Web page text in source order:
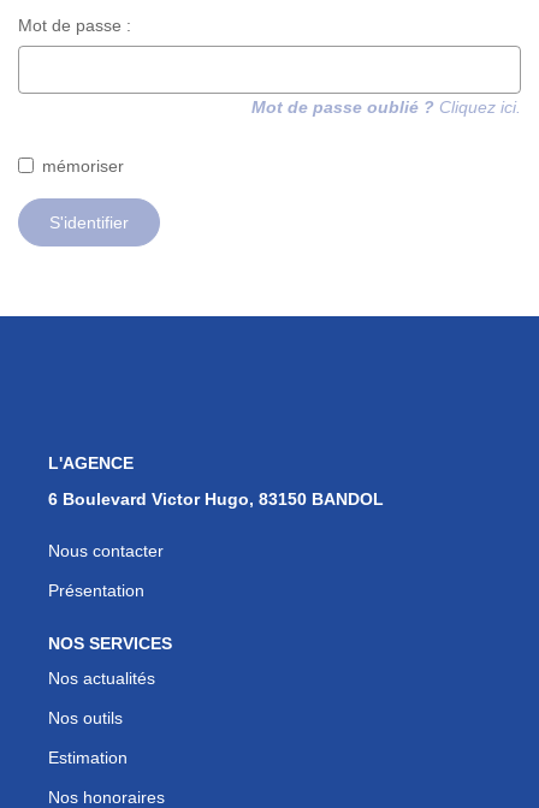
Mot de passe :
Mot de passe oublié ? Cliquez ici.
mémoriser
S'identifier
L'AGENCE
6 Boulevard Victor Hugo, 83150 BANDOL
Nous contacter
Présentation
NOS SERVICES
Nos actualités
Nos outils
Estimation
Nos honoraires